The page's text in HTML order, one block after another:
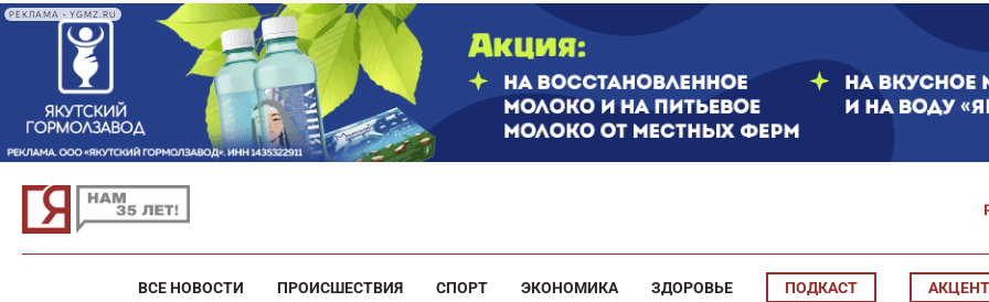
РЕКЛАМА • YGMZ.RU
ВСЕ НОВОСТИ ПРОИСШЕСТВИЯ СПОРТ ЭКОНОМИКА ЗДОРОВЬЕ ПОДКАСТ АКЦЕНТ